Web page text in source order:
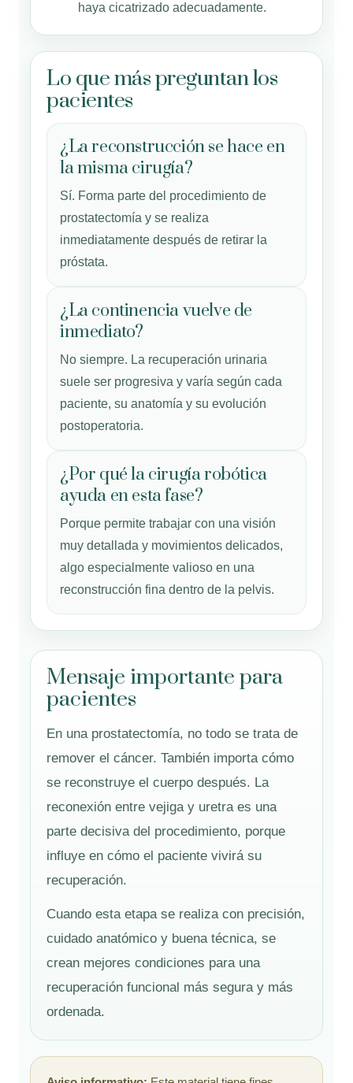
haya cicatrizado adecuadamente.
Lo que más preguntan los
pacientes
¿La reconstrucción se hace en
la misma cirugía?
Sí. Forma parte del procedimiento de
prostatectomía y se realiza
inmediatamente después de retirar la
próstata.
¿La continencia vuelve de
inmediato?
No siempre. La recuperación urinaria
suele ser progresiva y varía según cada
paciente, su anatomía y su evolución
postoperatoria.
¿Por qué la cirugía robótica
ayuda en esta fase?
Porque permite trabajar con una visión
muy detallada y movimientos delicados,
algo especialmente valioso en una
reconstrucción fina dentro de la pelvis.
Mensaje importante para
pacientes
En una prostatectomía, no todo se trata de
remover el cáncer. También importa cómo
se reconstruye el cuerpo después. La
reconexión entre vejiga y uretra es una
parte decisiva del procedimiento, porque
influye en cómo el paciente vivirá su
recuperación.
Cuando esta etapa se realiza con precisión,
cuidado anatómico y buena técnica, se
crean mejores condiciones para una
recuperación funcional más segura y más
ordenada.